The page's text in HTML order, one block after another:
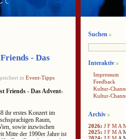
- Das
in Event-Tipps
Friends - Das Advent-
ihr erstes Konzert im
Raum,
sowie inzwischen
Mitte der 1990er Jahre ist
Suchen
Interaktiv
Impressum
Feedback
Kultur-
Kultur-
Archiv
2026: J F M A
2025: J F M A